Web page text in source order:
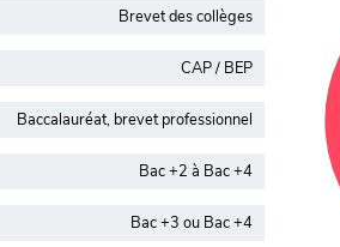
Brevet des collèges
CAP / BEP
Baccalauréat, brevet professionnel
Bac +2 à Bac +4
Bac +3 ou Bac +4